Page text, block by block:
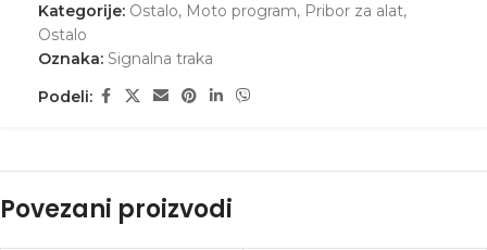
Kategorije: Ostalo, Moto program, Pribor za alat,
Ostalo
Oznaka: Signalna traka
Podeli:
Povezani proizvodi